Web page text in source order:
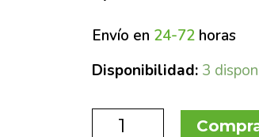
Envío en 24-72 horas
Disponibilidad: 3